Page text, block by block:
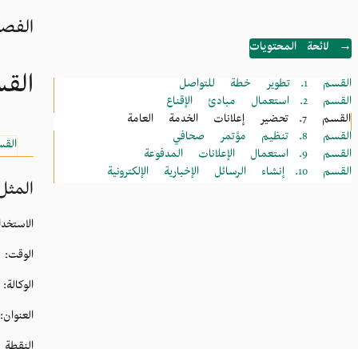
→ لائحة المحتويات
القسم 1.
تطوير خطة للتواصل
القسم 2.
استعمال مبادئ الإقناع
القسم 7.
تحضير إعلانات الخدمة العامة
القسم 8.
تنظيم مؤتمر صحافي
القسم 9.
استعمال الإعلانات المدفوعة
القسم 10.
إنشاء الرسائل الإخبارية الإلكترونية
الفصل 6.
القسم 7. تحضير
الوقت: 30 ثانية